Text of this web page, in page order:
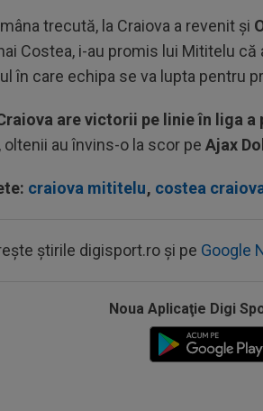
trecută, la Craiova a revenit și
Costea, i-au promis lui Mititelu
în care echipa se va lupta pentru
are victorii pe linie în liga
oltenii au învins-o la scor pe Ajax
craiova mititelu, costea
știrile digisport.ro și pe Google
Noua Aplicaţie Digi